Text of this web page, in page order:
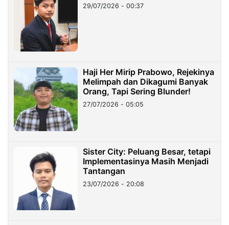
29/07/2026 - 00:37
Haji Her Mirip Prabowo, Rejekinya
Melimpah dan Dikagumi Banyak
Orang, Tapi Sering Blunder!
27/07/2026 - 05:05
Sister City: Peluang Besar, tetapi
Implementasinya Masih Menjadi
Tantangan
23/07/2026 - 20:08